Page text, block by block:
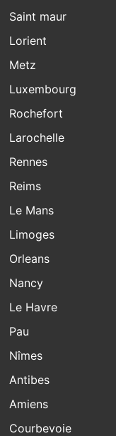
Saint maur
Lorient
Metz
Luxembourg
Rochefort
Larochelle
Rennes
Reims
Le Mans
Limoges
Orleans
Nancy
Le Havre
Pau
Nîmes
Antibes
Amiens
Courbevoie